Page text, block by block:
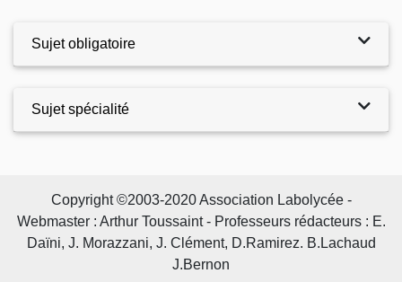
Sujet obligatoire
Sujet spécialité
Copyright ©2003-2020 Association Labolycée -
Webmaster : Arthur Toussaint - Professeurs rédacteurs : E.
Daïni, J. Morazzani, J. Clément, D.Ramirez. B.Lachaud
J.Bernon